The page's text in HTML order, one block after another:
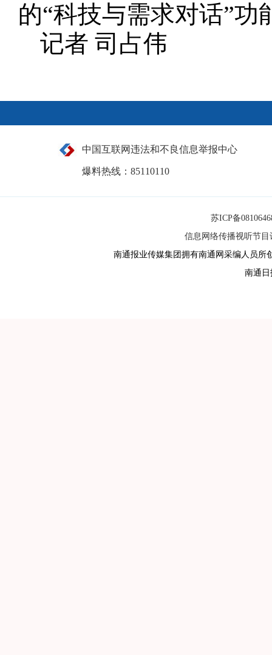
的“科技与需求对话”功
记者 司占伟
中国互联网违法和不良信息举报中心
爆料热线：85110110
苏ICP备
信息网络传播视听节目
南通报业传媒集团拥有南通网采编人员所
南通日